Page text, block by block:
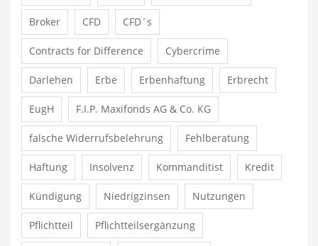
Broker CFD CFD´s
Contracts for Difference Cybercrime
Darlehen Erbe Erbenhaftung Erbrecht
EugH F.I.P. Maxifonds AG & Co. KG
falsche Widerrufsbelehrung Fehlberatung
Haftung Insolvenz Kommanditist Kredit
Kündigung Niedrigzinsen Nutzungen
Pflichtteil Pflichtteilsergänzung